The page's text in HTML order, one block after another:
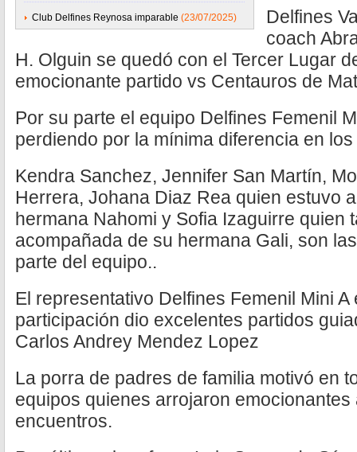
Club Delfines Reynosa imparable (23/07/2025)
Delfines
coach
H. Olguin se quedó con el Tercer Lugar
emocionante partido vs Centauros de
Por su parte el equipo Delfines Femenil
perdiendo por la mínima diferencia en
Kendra Sanchez, Jennifer San Martín,
Herrera, Johana Diaz Rea quien estuvo
hermana Nahomi y Sofia Izaguirre quien
acompañada de su hermana Gali, son
parte del equipo..
El representativo Delfines Femenil Mini A
participación dio excelentes partidos
Carlos Andrey Mendez Lopez
La porra de padres de familia motivó en
equipos quienes arrojaron
encuentros.